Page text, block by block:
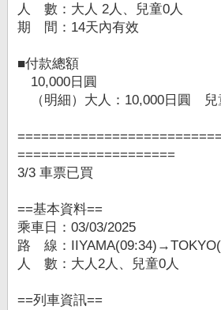
人 數：大人 2人、兒童0人
期 間：14天內有效
■付款總額
10,000日圓
（明細）大人：10,000日圓 兒
====================
3/3 車票已買
==基本資料==
乘車日：03/03/2025
路 線：
人 數：大人2人、兒童0人
==列車資訊==